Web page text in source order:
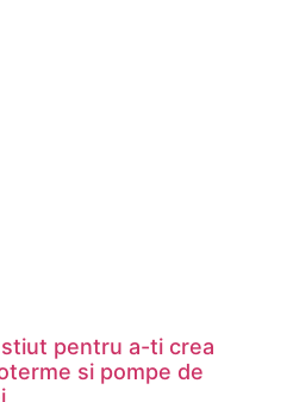
pentru a-ti crea
si pompe de